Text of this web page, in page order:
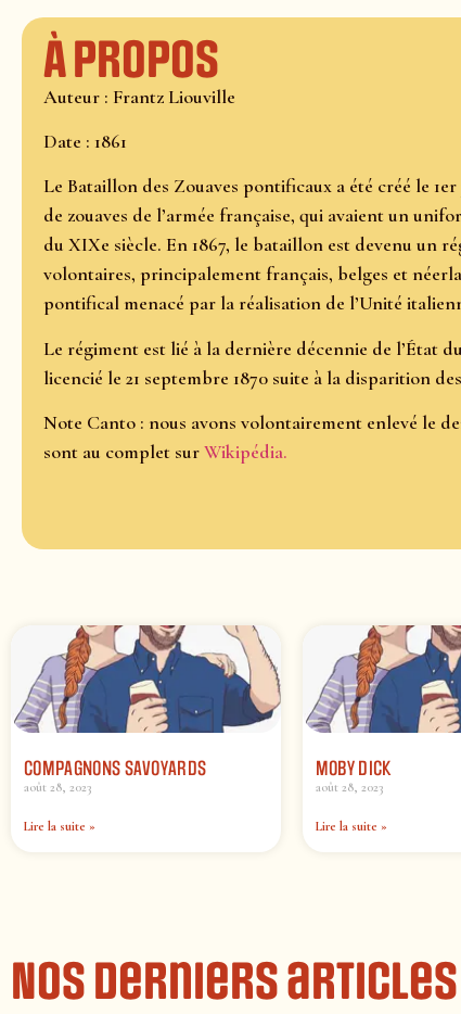
À propos
Auteur : Frantz Liouville
Date : 1861
Le Bataillon des Zouaves pontificaux a été créé le
de zouaves de l’armée française, qui avaient un
du XIXe siècle. En 1867, le bataillon est devenu un
volontaires, principalement français, belges et
pontifical menacé par la réalisation de l’Unité
Le régiment est lié à la dernière décennie de l’État
licencié le 21 septembre 1870 suite à la disparition
Note Canto : nous avons volontairement enlevé le
sont au complet surWikipédia.
COMPAGNONS SAVOYARDS
août 28, 2023
Lire la suite »
MOBY DICK
août 28, 2023
Lire la suite »
Nos derniers articles